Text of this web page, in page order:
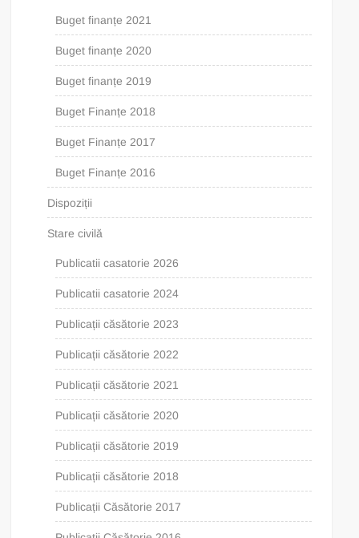
Buget finanțe 2021
Buget finanțe 2020
Buget finanțe 2019
Buget Finanțe 2018
Buget Finanțe 2017
Buget Finanțe 2016
Dispoziții
Stare civilă
Publicatii casatorie 2026
Publicatii casatorie 2024
Publicații căsătorie 2023
Publicații căsătorie 2022
Publicații căsătorie 2021
Publicații căsătorie 2020
Publicații căsătorie 2019
Publicații căsătorie 2018
Publicații Căsătorie 2017